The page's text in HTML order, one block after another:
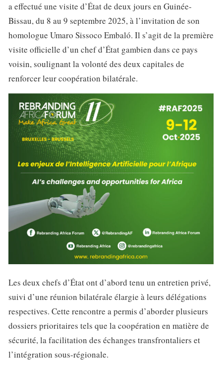
a effectué une visite d’État de deux jours en Guinée-
Bissau, du 8 au 9 septembre 2025, à l’invitation de son
homologue Umaro Sissoco Embaló. Il s’agit de la première
visite officielle d’un chef d’État gambien dans ce pays
voisin, soulignant la volonté des deux capitales de
renforcer leur coopération bilatérale.
Les deux chefs d’État ont d’abord tenu un entretien privé,
suivi d’une réunion bilatérale élargie à leurs délégations
respectives. Cette rencontre a permis d’aborder plusieurs
dossiers prioritaires tels que la coopération en matière de
sécurité, la facilitation des échanges transfrontaliers et
l’intégration sous-régionale.